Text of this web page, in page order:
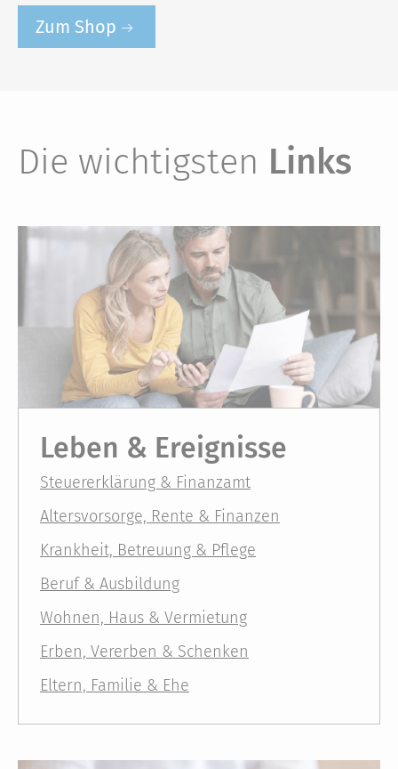
Zum Shop
Die wichtigsten Links
Leben & Ereignisse
Steuererklärung & Finanzamt
Altersvorsorge, Rente & Finanzen
Krankheit, Betreuung & Pflege
Beruf & Ausbildung
Wohnen, Haus & Vermietung
Erben, Vererben & Schenken
Eltern, Familie & Ehe